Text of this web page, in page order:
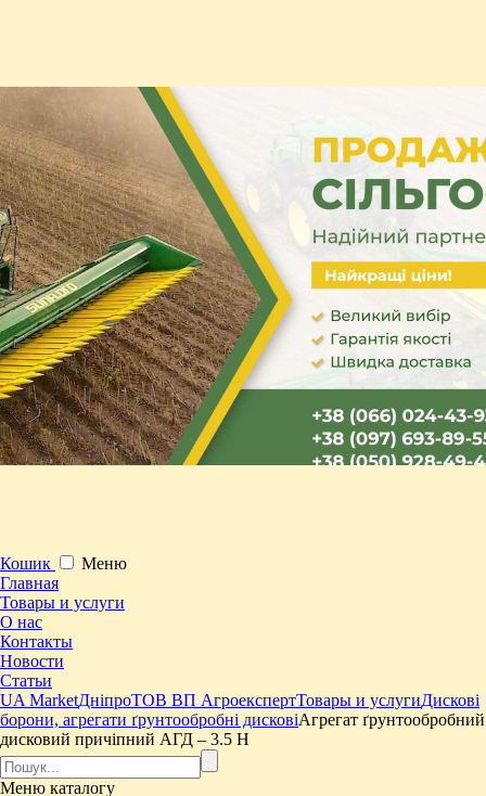
Кошик
Меню
Главная
Товары и услуги
О нас
Контакты
Новости
Статьи
UA MarketДніпроТОВ ВП АгроекспертТовары и услугиДискові
борони, агрегати ґрунтообробні дисковіАгрегат ґрунтообробний
дисковий причіпний АГД – 3.5 Н
Меню каталогу